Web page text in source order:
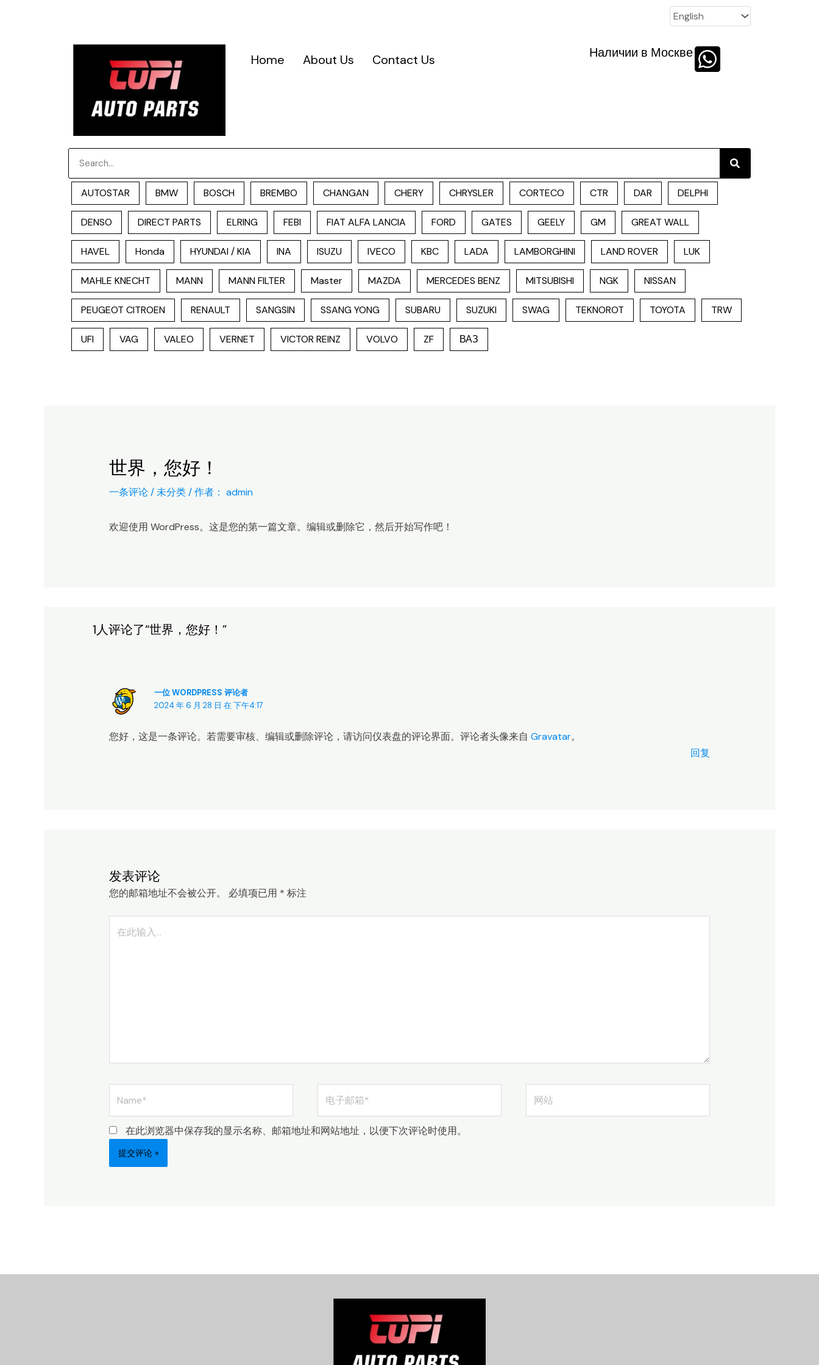
Home About Us Contact Us Наличии в Москве
Search
AUTOSTAR BMW BOSCH BREMBO CHANGAN CHERY CHRYSLER CORTECO CTR DAR DELPHI
DENSO DIRECT PARTS ELRING FEBI FIAT ALFA LANCIA FORD GATES GEELY GM GREAT WALL
HAVEL Honda HYUNDAI / KIA INA ISUZU IVECO KBC LADA LAMBORGHINI LAND ROVER LUK
MAHLE KNECHT MANN MANN FILTER Master MAZDA MERCEDES BENZ MITSUBISHI NGK NISSAN
PEUGEOT CITROEN RENAULT SANGSIN SSANG YONG SUBARU SUZUKI SWAG TEKNOROT TOYOTA TRW
UFI VAG VALEO VERNET VICTOR REINZ VOLVO ZF ВАЗ
世界，您好！
一条评论 /未分类/ 作者： admin
欢迎使用 WordPress。这是您的第一篇文章。编辑或删除它，然后开始写作吧！
1人评论了“世界，您好！”
一位 WORDPRESS 评论者
2024 年 6 月 28 日 在 下午4:17
您好，这是一条评论。若需要审核、编辑或删除评论，请访问仪表盘的评论界面。评论者头像来自 Gravatar。
回复
发表评论
您的邮箱地址不会被公开。 必填项已用 * 标注
邮
站
在此浏览器中保存我的显示名称、邮箱地址和网站地址，以便下次评论时使用。